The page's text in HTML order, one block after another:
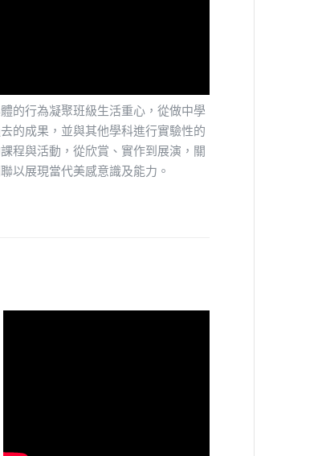
的行為凝聚班級生活重心，從做中學
的成果，並與其他學科進行實驗性的
程與活動，從欣賞、實作到展演，關
以展現當代美感意識及能力。